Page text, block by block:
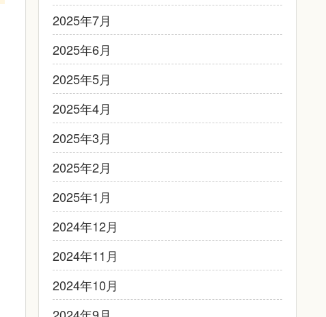
2025年7月
2025年6月
2025年5月
2025年4月
2025年3月
2025年2月
2025年1月
2024年12月
2024年11月
2024年10月